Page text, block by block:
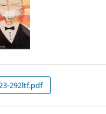
292ltf.pdf